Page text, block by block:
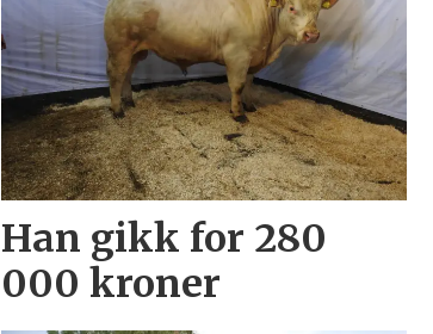
Han gikk for 280
000 kroner